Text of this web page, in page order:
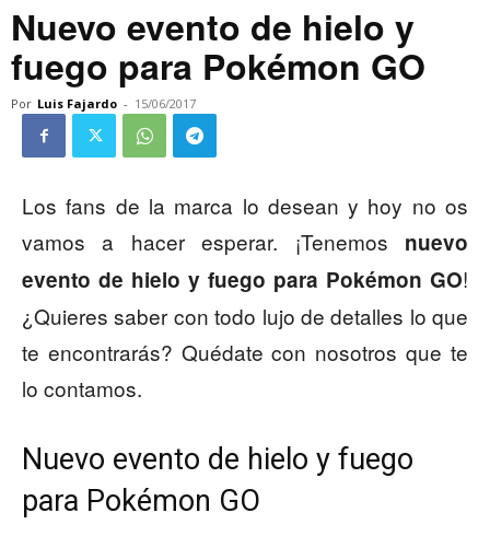
Nuevo evento de hielo y
fuego para Pokémon GO
Por Luis Fajardo - 15/06/2017
Los fans de la marca lo desean y hoy no os
vamos a hacer esperar. ¡Tenemos nuevo
evento de hielo y fuego para Pokémon GO!
¿Quieres saber con todo lujo de detalles lo que
te encontrarás? Quédate con nosotros que te
lo contamos.
Nuevo evento de hielo y fuego
para Pokémon GO